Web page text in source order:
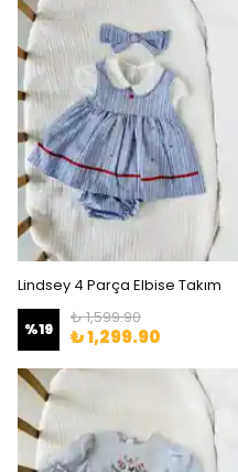
Lindsey 4 Parça Elbise Takım
%19
₺ 1,599.90
₺ 1,299.90